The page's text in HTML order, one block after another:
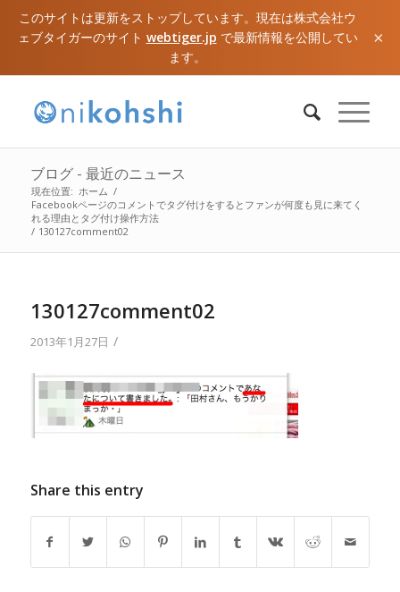
このサイトは更新をストップしています。現在は株式会社ウ
ェブタイガーのサイト webtiger.jp で最新情報を公開してい
ます。
×
ブログ - 最近のニュース
現在位置: ホーム /
Facebookページのコメントでタグ付けをするとファンが何度も見に来てく
れる理由とタグ付け操作方法
/ 130127comment02
130127comment02
2013年1月27日 /
Share this entry